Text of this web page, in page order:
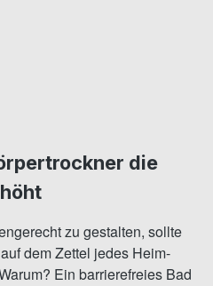
die
zu gestalten, sollte
dem Zettel jedes Heim-
Ein barrierefreies Bad